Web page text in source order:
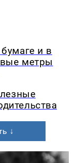
и в
метры
↓